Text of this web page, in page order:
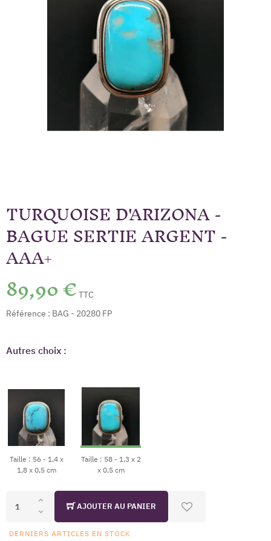
TURQUOISE D'ARIZONA -
BAGUE SERTIE ARGENT -
AAA+
89,90 € TTC
Référence : BAG - 20280 FP
Autres choix :
Taille : 56 - 1,4 x
1,8 x 0,5 cm
Taille : 58 - 1,3 x 2
x 0,5 cm
AJOUTER AU PANIER
DERNIERS ARTICLES EN STOCK